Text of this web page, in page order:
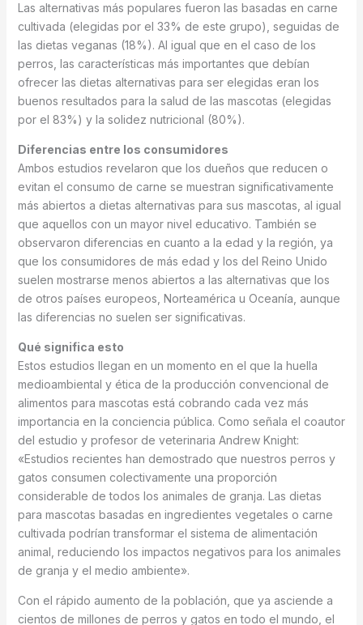
Las alternativas más populares fueron las basadas en carne
cultivada (elegidas por el 33% de este grupo), seguidas de
las dietas veganas (18%). Al igual que en el caso de los
perros, las características más importantes que debían
ofrecer las dietas alternativas para ser elegidas eran los
buenos resultados para la salud de las mascotas (elegidas
por el 83%) y la solidez nutricional (80%).
Diferencias entre los consumidores
Ambos estudios revelaron que los dueños que reducen o
evitan el consumo de carne se muestran significativamente
más abiertos a dietas alternativas para sus mascotas, al igual
que aquellos con un mayor nivel educativo. También se
observaron diferencias en cuanto a la edad y la región, ya
que los consumidores de más edad y los del Reino Unido
suelen mostrarse menos abiertos a las alternativas que los
de otros países europeos, Norteamérica u Oceanía, aunque
las diferencias no suelen ser significativas.
Qué significa esto
Estos estudios llegan en un momento en el que la huella
medioambiental y ética de la producción convencional de
alimentos para mascotas está cobrando cada vez más
importancia en la conciencia pública. Como señala el coautor
del estudio y profesor de veterinaria Andrew Knight:
«Estudios recientes han demostrado que nuestros perros y
gatos consumen colectivamente una proporción
considerable de todos los animales de granja. Las dietas
para mascotas basadas en ingredientes vegetales o carne
cultivada podrían transformar el sistema de alimentación
animal, reduciendo los impactos negativos para los animales
de granja y el medio ambiente».
Con el rápido aumento de la población, que ya asciende a
cientos de millones de perros y gatos en todo el mundo, el